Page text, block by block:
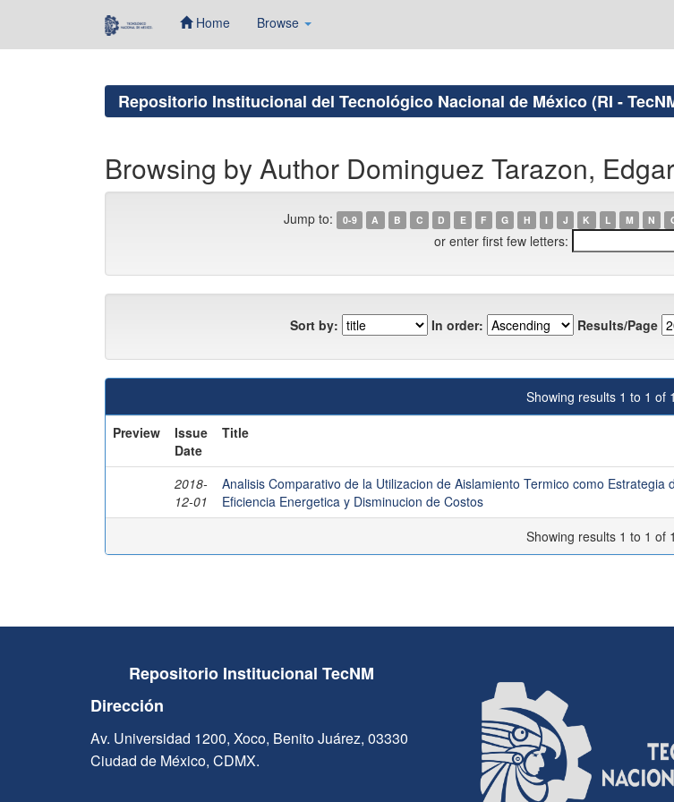
Home Browse
Repositorio Institucional del Tecnológico Nacional de México (RI -
Browsing by Author Dominguez Tarazon,
Jump to: 0-9 A B C D E F G H I J K L M N
or enter first few letters:
Sort by: In order: Results/Page
Showing results 1 to 1 of 1
Preview
Issue
Date
Title
2018-
12-01
Analisis Comparativo de la Utilizacion de Aislamiento Termico como Estrategia
Eficiencia Energetica y Disminucion de Costos
Showing results 1 to 1 of 1
Repositorio Institucional TecNM
Dirección
Av. Universidad 1200, Xoco, Benito Juárez, 03330
Ciudad de México, CDMX.